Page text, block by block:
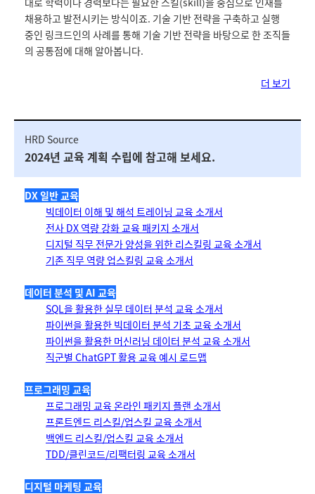
채용하고 발전시키는 방식이죠. 기술 기반 전략을 구축하고 실행
중인 링크드인의 사례를 통해 기술 기반 전략을 바탕으로 한 조직들
의 공통점에 대해 알아봅니다.
더 보기
HRD Source
2024년 교육 계획 수립에 참고해 보세요.
DX 일반 교육
빅데이터 이해 및 해석 트레이닝 교육 소개서
전사 DX 역량 강화 교육 패키지 소개서
디지털 직무 전문가 양성을 위한 리스킬링 교육 소개서
기존 직무 역량 업스킬링 교육 소개서
데이터 분석 및 AI 교육
SQL을 활용한 실무 데이터 분석 교육 소개서
파이썬을 활용한 빅데이터 분석 기초 교육 소개서
파이썬을 활용한 머신러닝 데이터 분석 교육 소개서
직군별 ChatGPT 활용 교육 예시 로드맵
프로그래밍 교육
프로그래밍 교육 온라인 패키지 플랜 소개서
프론트엔드 리스킬/업스킬 교육 소개서
백엔드 리스킬/업스킬 교육 소개서
TDD/클린코드/리팩터링 교육 소개서
디지털 마케팅 교육